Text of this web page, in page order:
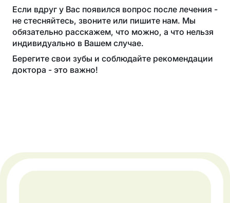
Если вдруг у Вас появился вопрос после лечения -
не стесняйтесь, звоните или пишите нам. Мы
обязательно расскажем, что можно, а что нельзя
индивидуально в Вашем случае.
Берегите свои зубы и соблюдайте рекомендации
доктора - это важно!